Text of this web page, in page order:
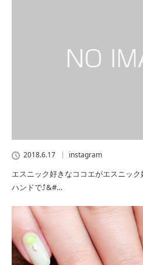
2018.6.17 instagram
エスニック好きなココエがエスニッ
ハンドで⤴&#…